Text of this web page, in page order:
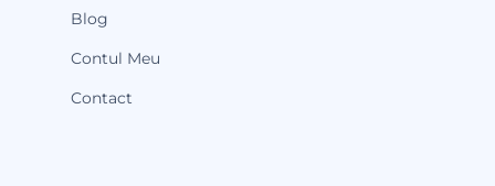
Blog
Contul Meu
Contact